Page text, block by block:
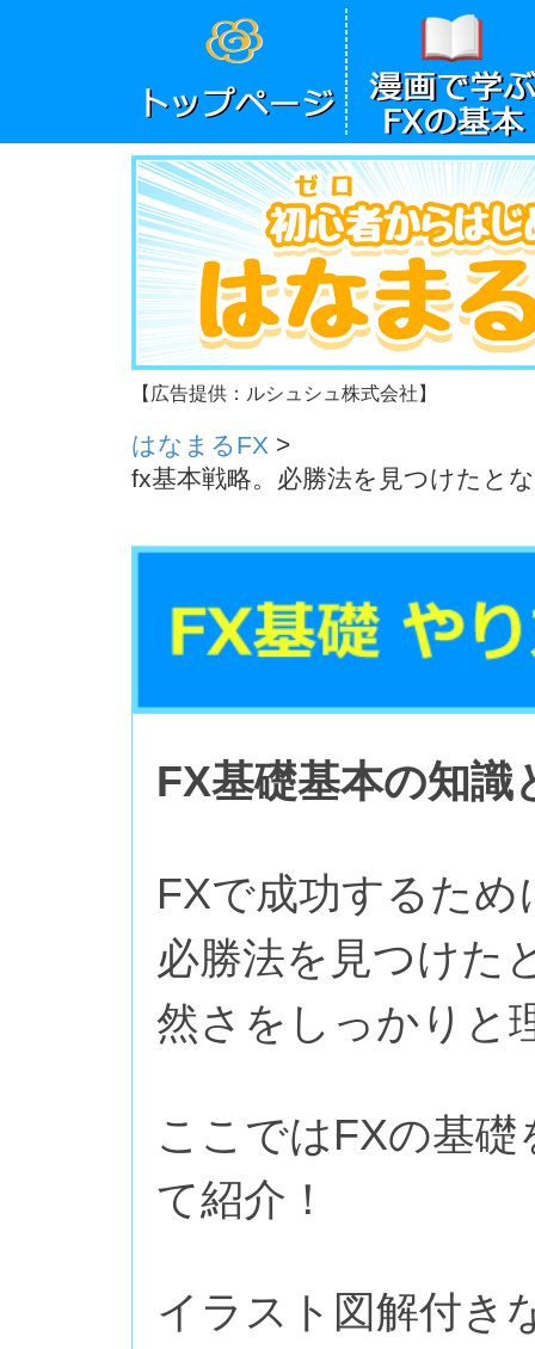
【広告提供：ルシュシュ株式会社】
はなまるFX >
fx基本戦略。必勝法を見つけたと
FX基礎基本の知識
FXで成功するた
必勝法を見つけた
然さをしっかりと
ここではFXの基
て紹介！
イラスト図解付き